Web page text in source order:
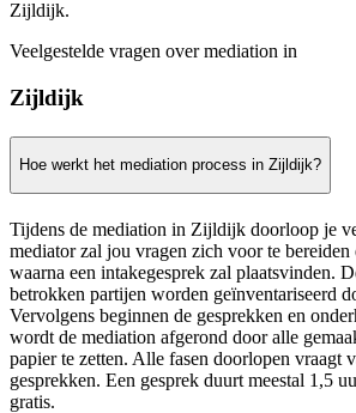
Zijldijk.
Veelgestelde vragen over mediation in
Zijldijk
Hoe werkt het mediation process in Zijldijk?
Tijdens de mediation in Zijldijk doorloop je
mediator zal jou vragen zich voor te bereiden
waarna een intakegesprek zal plaatsvinden.
betrokken partijen worden geïnventariseerd
Vervolgens beginnen de gesprekken en
wordt de mediation afgerond door alle
papier te zetten. Alle fasen doorlopen vraagt
gesprekken. Een gesprek duurt meestal 1,5
gratis.